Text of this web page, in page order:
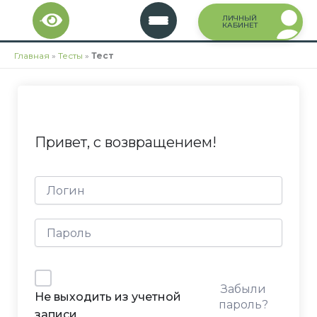
Перейти
содержимому
ЛИЧНЫЙ
КАБИНЕТ
Главная » Тесты » Тест
Привет, с возвращением!
Не выходить из учетной
Забыли
пароль?